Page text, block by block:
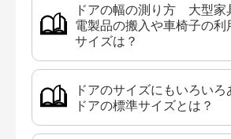
ドアの幅の測り方 大型家
電製品の搬入や車椅子の利
サイズは？
ドアのサイズにもいろいろ
ドアの標準サイズとは？